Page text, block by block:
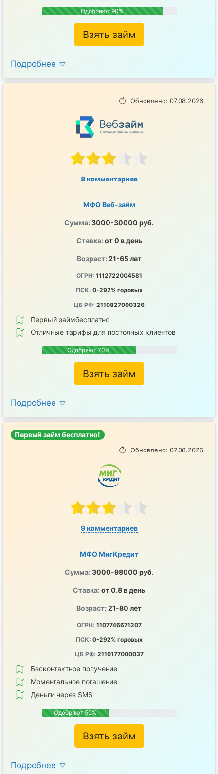
Одобряют 90%
Взять займ
Подробнее
Обновлено: 07.08.2026
8 комментариев
МФО Веб-займ
Сумма: 3000-30000 руб.
Ставка: от 0 в день
Возраст: 21-65 лет
ОГРН: 1112722004581
ПСК: 0-292% годовых
ЦБ РФ: 2110827000326
Первый займбесплатно
Отличные тарифы для постояных клиентов
Одобряют 70%
Взять займ
Подробнее
Первый займ бесплатно!
Обновлено: 07.08.2026
9 комментариев
МФО МигКредит
Сумма: 3000-98000 руб.
Ставка: от 0.8 в день
Возраст: 21-80 лет
ОГРН: 1107746671207
ПСК: 0-292% годовых
ЦБ РФ: 2110177000037
Бесконтактное получение
Mоментальное погашение
Деньги через SMS
Одобряют 50%
Взять займ
Подробнее